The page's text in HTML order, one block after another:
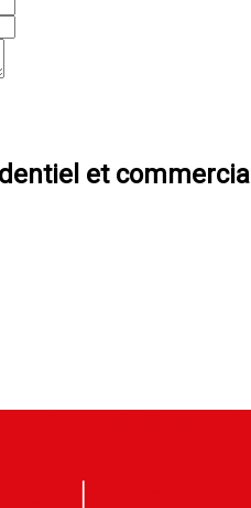
et commercial